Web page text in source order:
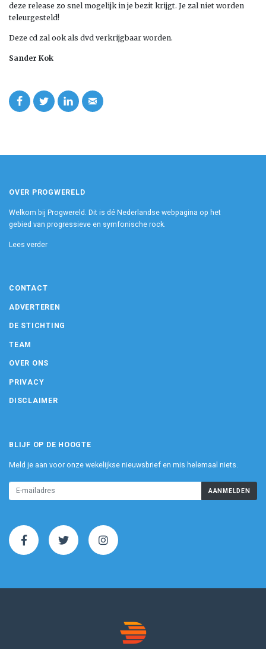
deze release zo snel mogelijk in je bezit krijgt. Je zal niet worden
teleurgesteld!
Deze cd zal ook als dvd verkrijgbaar worden.
Sander Kok
OVER PROGWERELD
Welkom bij Progwereld. Dit is dé Nederlandse webpagina op het
gebied van progressieve en symfonische rock.
Lees verder
CONTACT
ADVERTEREN
DE STICHTING
TEAM
OVER ONS
PRIVACY
DISCLAIMER
BLIJF OP DE HOOGTE
Meld je aan voor onze wekelijkse nieuwsbrief en mis helemaal niets.
AANMELDEN